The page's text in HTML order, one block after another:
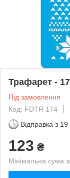
Трафарет -
Під замовлення
Код: FDTR 174
Відправка з 19
123 ₴
Мінімальна сума